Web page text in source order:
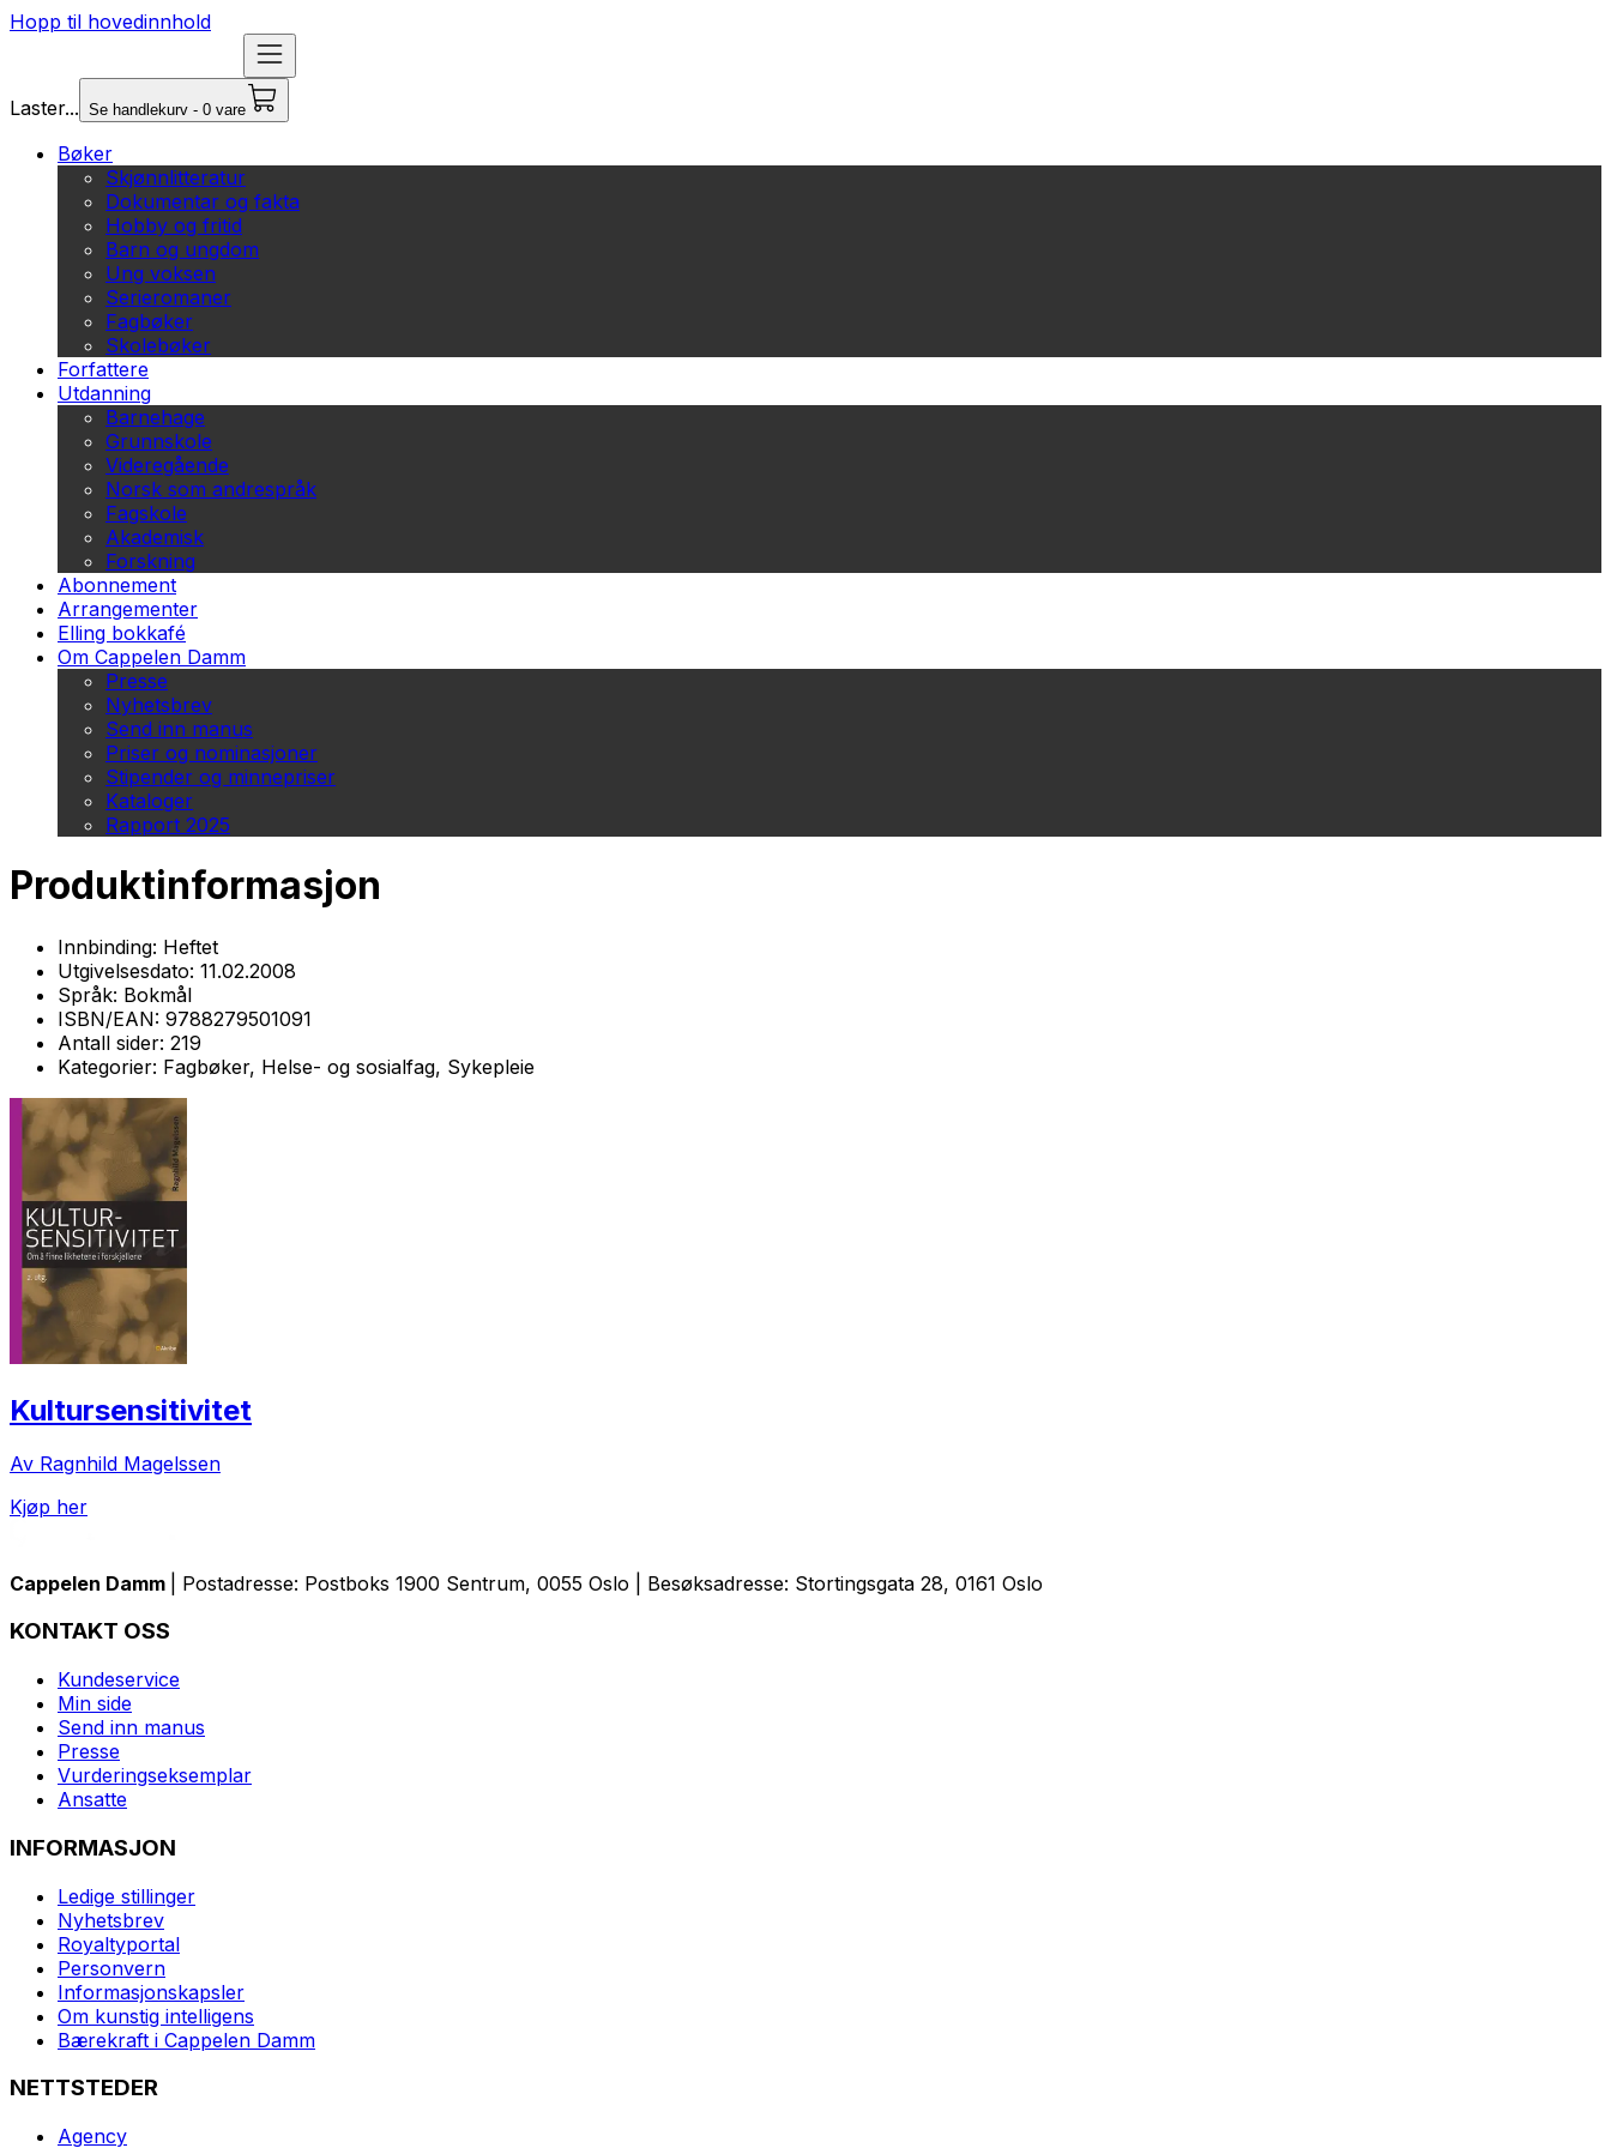
Hopp til hovedinnhold
Laster... Se handlekurv - 0 vare
Bøker
Skjønnlitteratur
Dokumentar og fakta
Hobby og fritid
Barn og ungdom
Ung voksen
Serieromaner
Fagbøker
Skolebøker
Forfattere
Utdanning
Barnehage
Grunnskole
Videregående
Norsk som andrespråk
Fagskole
Akademisk
Forskning
Abonnement
Arrangementer
Elling bokkafé
Om Cappelen Damm
Presse
Nyhetsbrev
Send inn manus
Priser og nominasjoner
Stipender og minnepriser
Kataloger
Rapport 2025
Produktinformasjon
Innbinding: Heftet
Utgivelsesdato: 11.02.2008
Språk: Bokmål
ISBN/EAN: 9788279501091
Antall sider: 219
Kategorier: Fagbøker, Helse- og sosialfag, Sykepleie
Kultursensitivitet
Av Ragnhild Magelssen
Kjøp her
Cappelen Damm | Postadresse: Postboks 1900 Sentrum, 0055 Oslo | Besøksadresse: Stortingsgata 28, 0161 Oslo
KONTAKT OSS
Kundeservice
Min side
Send inn manus
Presse
Vurderingseksemplar
Ansatte
INFORMASJON
Ledige stillinger
Nyhetsbrev
Royaltyportal
Personvern
Informasjonskapsler
Om kunstig intelligens
Bærekraft i Cappelen Damm
NETTSTEDER
Agency